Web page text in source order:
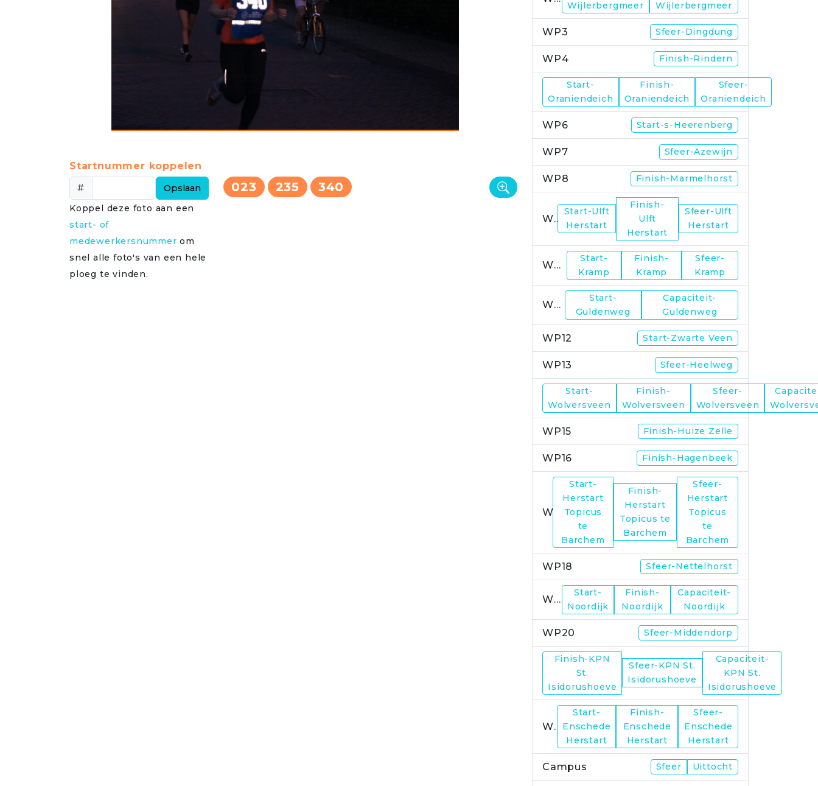
Startnummer koppelen
#
Opslaan
Koppel deze foto aan een
start- of
medewerkersnummer om
snel alle foto's van een hele
ploeg te vinden.
023 235 340
Wijlerbergmeer
Wijlerbergmeer
WP3 Sfeer-Dingdung
WP4 Finish-Rindern
Start-
Oraniendeich
Finish-
Oraniendeich
Sfeer-
Oraniendeich
WP6 Start-s-Heerenberg
WP7 Sfeer-Azewijn
WP8 Finish-Marmelhorst
WP9
Start-Ulft
Herstart
Finish-
Ulft
Herstart
Sfeer-Ulft
Herstart
WP10
Start-
Kramp
Finish-
Kramp
Sfeer-
Kramp
WP11
Start-
Guldenweg
Capaciteit-
Guldenweg
WP12 Start-Zwarte Veen
WP13 Sfeer-Heelweg
Start-
Wolversveen
Finish-
Wolversveen
Sfeer-
Wolversveen
WP15 Finish-Huize Zelle
WP16 Finish-Hagenbeek
Start-
Herstart
Topicus
te
Barchem
Finish-
Herstart
Topicus te
Barchem
Sfeer-
Herstart
Topicus
te
Barchem
WP18 Sfeer-Nettelhorst
WP19
Start-
Noordijk
Finish-
Noordijk
Capaciteit-
Noordijk
WP20 Sfeer-Middendorp
Finish-KPN
St.
Isidorushoeve
Sfeer-KPN St.
Isidorushoeve
Capaciteit-
KPN St.
Isidorushoeve
WP23
Start-
Enschede
Herstart
Finish-
Enschede
Herstart
Sfeer-
Enschede
Herstart
Campus Sfeer Uittocht